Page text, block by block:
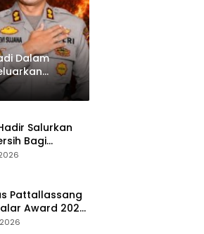
Dalam
Salurkan
Bagi
Krisis
Pattallassang
Award 2026,
Hadirkan